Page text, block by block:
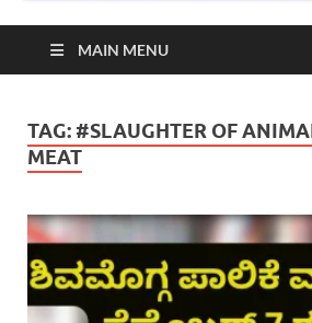
MAIN MENU
TAG: #SLAUGHTER OF
MEAT